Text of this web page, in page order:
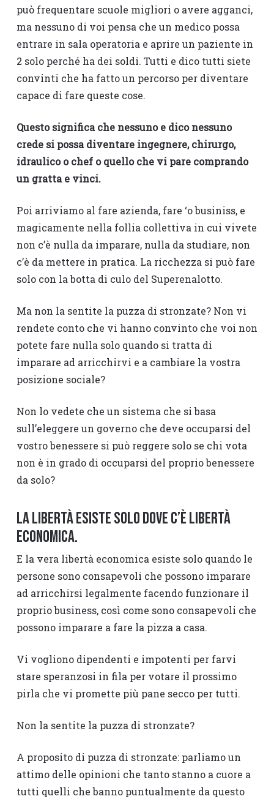
può frequentare scuole migliori o avere agganci,
ma nessuno di voi pensa che un medico possa
entrare in sala operatoria e aprire un paziente in
2 solo perché ha dei soldi. Tutti e dico tutti siete
convinti che ha fatto un percorso per diventare
capace di fare queste cose.
Questo significa che nessuno e dico nessuno
crede si possa diventare ingegnere, chirurgo,
idraulico o chef o quello che vi pare comprando
un gratta e vinci.
Poi arriviamo al fare azienda, fare ‘o businiss, e
magicamente nella follia collettiva in cui vivete
non c’è nulla da imparare, nulla da studiare, non
c’è da mettere in pratica. La ricchezza si può fare
solo con la botta di culo del Superenalotto.
Ma non la sentite la puzza di stronzate? Non vi
rendete conto che vi hanno convinto che voi non
potete fare nulla solo quando si tratta di
imparare ad arricchirvi e a cambiare la vostra
posizione sociale?
Non lo vedete che un sistema che si basa
sull’eleggere un governo che deve occuparsi del
vostro benessere si può reggere solo se chi vota
non è in grado di occuparsi del proprio benessere
da solo?
LA LIBERTÀ ESISTE SOLO DOVE C’È LIBERTÀ
ECONOMICA.
E la vera libertà economica esiste solo quando le
persone sono consapevoli che possono imparare
ad arricchirsi legalmente facendo funzionare il
proprio business, così come sono consapevoli che
possono imparare a fare la pizza a casa.
Vi vogliono dipendenti e impotenti per farvi
stare speranzosi in fila per votare il prossimo
pirla che vi promette più pane secco per tutti.
Non la sentite la puzza di stronzate?
A proposito di puzza di stronzate: parliamo un
attimo delle opinioni che tanto stanno a cuore a
tutti quelli che banno puntualmente da questo